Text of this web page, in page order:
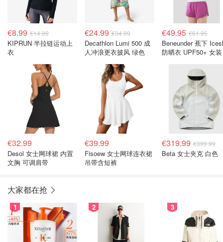
€8.99 €14.99
KIPRUN 半拉链运动上
衣
€24.99 €34.99
Decathlon Lumi 500 成
人冲浪更衣披风 绿色
€49.95 €61.95
Beneunder 蕉下
防晒衣 UPF50+ 女装
€32.99
Desol 女士网球裙 内置
文胸 可调肩带
€39.99
Fisoew 女士网球连衣裙
吊带含短裤
€319.99 €399.99
Beta 女士夹克 白色
大家都在抢
1 2 3